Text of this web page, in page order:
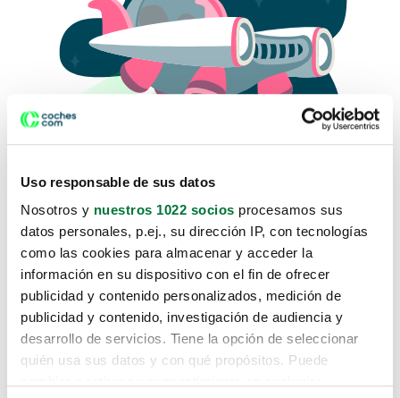
Uso responsable de sus datos
Nosotros y nuestros 1022 socios procesamos sus
datos personales, p.ej., su dirección IP, con tecnologías
como las cookies para almacenar y acceder la
información en su dispositivo con el fin de ofrecer
publicidad y contenido personalizados, medición de
publicidad y contenido, investigación de audiencia y
desarrollo de servicios. Tiene la opción de seleccionar
quién usa sus datos y con qué propósitos. Puede
Lo sentimos, no sabemos como
te hemos traido hasta aquí.
Pero puedes encontrar el coche que estás
buscando en alguno de estos enlaces: